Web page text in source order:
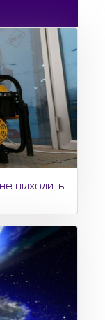
підходить